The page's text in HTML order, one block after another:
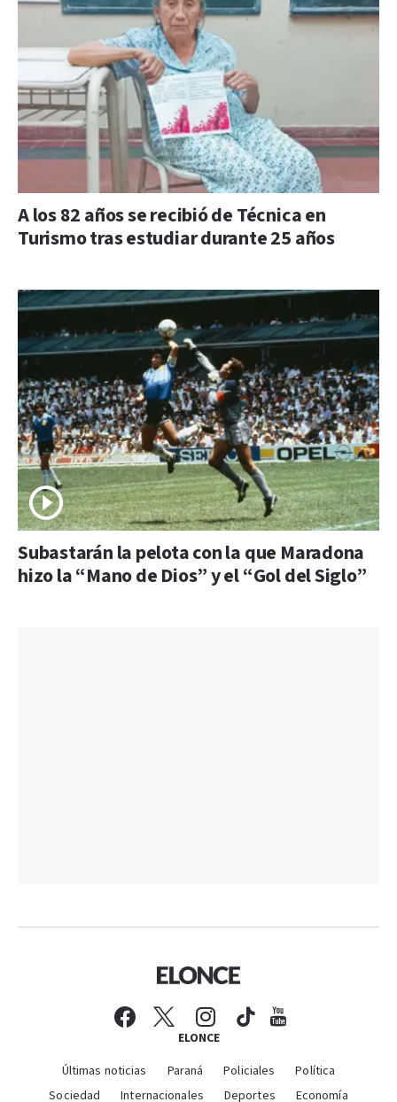
A los 82 años se recibió de Técnica en
Turismo tras estudiar durante 25 años
Subastarán la pelota con la que Maradona
hizo la “Mano de Dios” y el “Gol del Siglo”
ELONCE
Últimas noticias Paraná Policiales
Política
Sociedad
Internacionales Deportes Economía